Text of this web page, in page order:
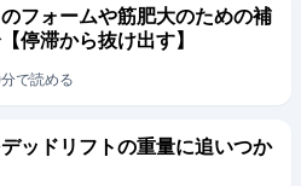
フォームや筋肥大のための補
停滞から抜け出す】
分で読める
ッドリフトの重量に追いつか